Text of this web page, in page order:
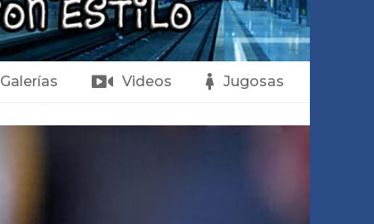
Galerías Videos Jugosas